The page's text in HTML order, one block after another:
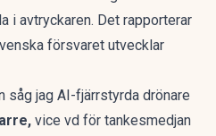
i avtryckaren. Det rapporterar
försvaret utvecklar
såg jag AI-fjärrstyrda drönare
vice vd för tankesmedjan